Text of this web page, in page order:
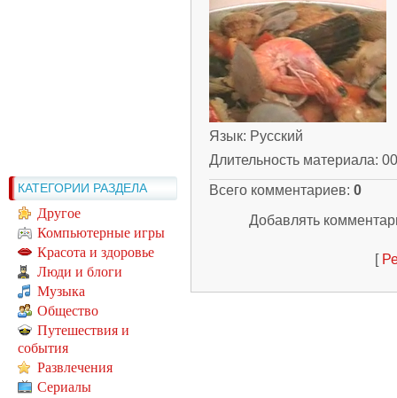
КАТЕГОРИИ РАЗДЕЛА
Другое
Компьютерные игры
Красота и здоровье
Люди и блоги
Музыка
Общество
Путешествия и
события
Развлечения
Сериалы
Язык: Русский
Длительность материала:
Всего комментариев: 0
Добавлять
[